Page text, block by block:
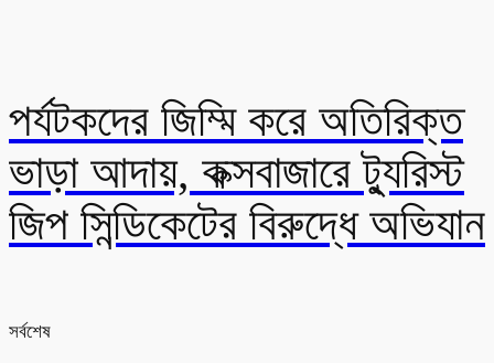
পর্যটকদের জিম্মি করে অতিরিক্ত
ভাড়া আদায়, কক্সবাজারে ট্যুরিস্ট
জিপ সিন্ডিকেটের বিরুদ্ধে অভিযান
সর্বশেষ